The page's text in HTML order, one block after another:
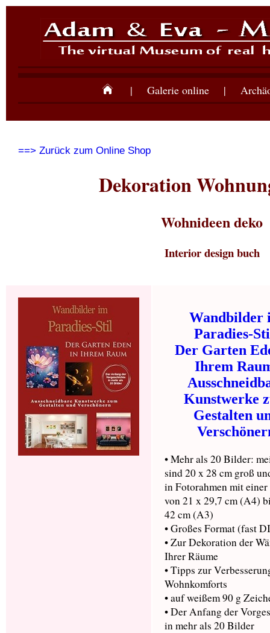
| Galerie online |
==> Zurück zum Online Shop
Dekoration
Wohnideen deko
Interior design buch
Wandbilder
Paradies-
Der Garten
Ihrem
Kunstwerke
Gestalten
• Mehr als 20 Bilder:
sind 20 x 28 cm groß
in Fotorahmen mit
von 21 x 29,7 cm (A4)
42 cm (A3)
• Großes Format (fast
• Zur Dekoration der
Ihrer Räume
• Tipps zur
Wohnkomforts
• auf weißem 90 g
• Der Anfang der
in mehr als 20 Bilder